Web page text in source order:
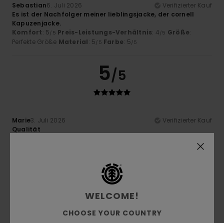
Sebastian6. Juli 2026
Verifizierter Kauf
Es ist der Nachfolger meiner lieblingsjacke, der cornell
Kapuzenjacke.
Komfort: 5 /5 Preis-Leistungs-Verhältnis: 4 /5 Größe:
Perfekte Größe Material: 5 /5 Farbe: 5 /5
5/5
Marie3. Juli 2026
Verifizierter Kauf
Qualität
Ich empfehle dieses Produkt
3/5
WELCOME!
CHOOSE YOUR COUNTRY